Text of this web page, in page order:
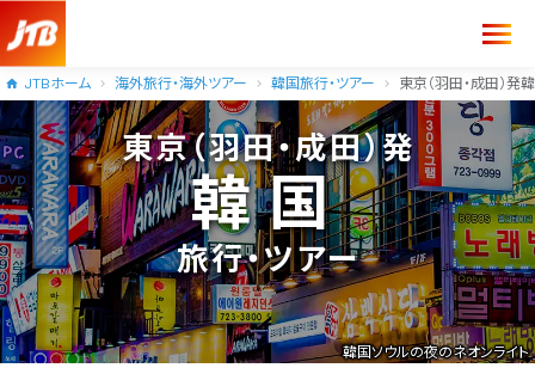
JTBホーム 海外旅行・海外ツアー 韓国旅行・ツアー 東京（羽田・成田）発
東京（羽田・成田）発
韓国
旅行・ツアー
韓国ソウルの夜のネオンライト